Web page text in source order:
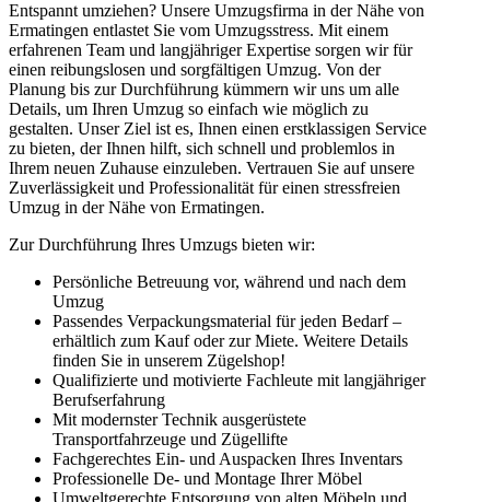
Entspannt umziehen? Unsere Umzugsfirma in der Nähe von
Ermatingen entlastet Sie vom Umzugsstress. Mit einem
erfahrenen Team und langjähriger Expertise sorgen wir für
einen reibungslosen und sorgfältigen Umzug. Von der
Planung bis zur Durchführung kümmern wir uns um alle
Details, um Ihren Umzug so einfach wie möglich zu
gestalten. Unser Ziel ist es, Ihnen einen erstklassigen Service
zu bieten, der Ihnen hilft, sich schnell und problemlos in
Ihrem neuen Zuhause einzuleben. Vertrauen Sie auf unsere
Zuverlässigkeit und Professionalität für einen stressfreien
Umzug in der Nähe von Ermatingen.
Zur Durchführung Ihres Umzugs bieten wir:
Persönliche Betreuung vor, während und nach dem
Umzug
Passendes Verpackungsmaterial für jeden Bedarf –
erhältlich zum Kauf oder zur Miete. Weitere Details
finden Sie in unserem Zügelshop!
Qualifizierte und motivierte Fachleute mit langjähriger
Berufserfahrung
Mit modernster Technik ausgerüstete
Transportfahrzeuge und Zügellifte
Fachgerechtes Ein- und Auspacken Ihres Inventars
Professionelle De- und Montage Ihrer Möbel